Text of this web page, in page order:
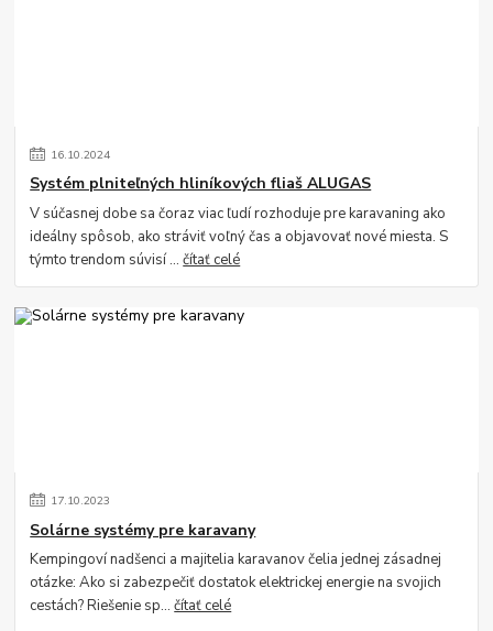
16.10.2024
Systém plniteľných hliníkových fliaš ALUGAS
V súčasnej dobe sa čoraz viac ľudí rozhoduje pre karavaning ako
ideálny spôsob, ako stráviť voľný čas a objavovať nové miesta. S
týmto trendom súvisí ...čítať celé
17.10.2023
Solárne systémy pre karavany
Kempingoví nadšenci a majitelia karavanov čelia jednej zásadnej
otázke: Ako si zabezpečiť dostatok elektrickej energie na svojich
cestách? Riešenie sp...čítať celé